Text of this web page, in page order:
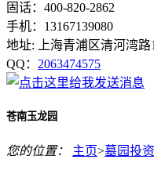
固话：400-820-2862
手机：13167139080
地址: 上海青浦区清河湾路
QQ： 2063474575
苍南玉龙园
您的位置： 主页>墓园投